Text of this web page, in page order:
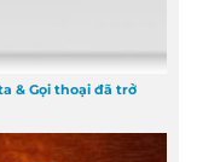
& Gọi thoại đã trở